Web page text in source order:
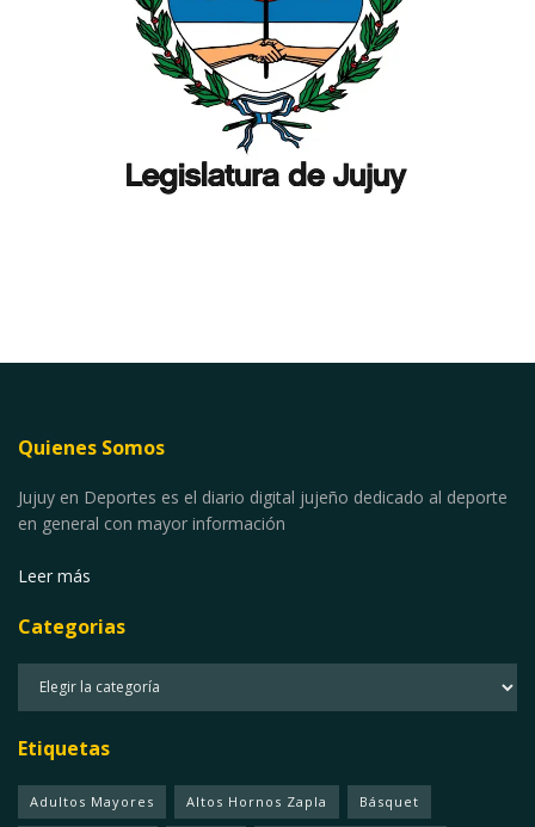
Quienes Somos
Jujuy en Deportes es el diario digital jujeño dedicado al deporte
en general con mayor información
Leer más
Categorias
Etiquetas
Adultos Mayores Altos Hornos Zapla Básquet